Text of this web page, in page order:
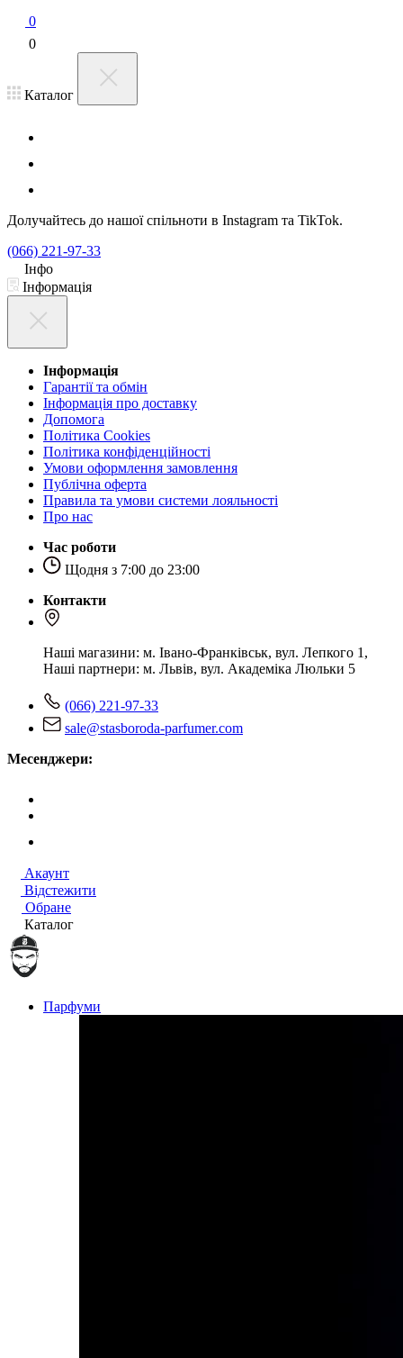
0
0
Каталог
Долучайтесь до нашої спільноти в Instagram та TikTok.
(066) 221-97-33
Інфо
Інформація
Інформація
Гарантії та обмін
Інформація про доставку
Допомога
Політика Cookies
Політика конфіденційності
Умови оформлення замовлення
Публічна оферта
Правила та умови системи лояльності
Про нас
Час роботи
Щодня з 7:00 до 23:00
Контакти
Наші магазини: м. Івано-Франківськ, вул. Лепкого 1,
Наші партнери: м. Львів, вул. Академіка Люльки 5
(066) 221-97-33
sale@stasboroda-parfumer.com
Месенджери:
Акаунт
Відстежити
Обране
Каталог
Парфуми